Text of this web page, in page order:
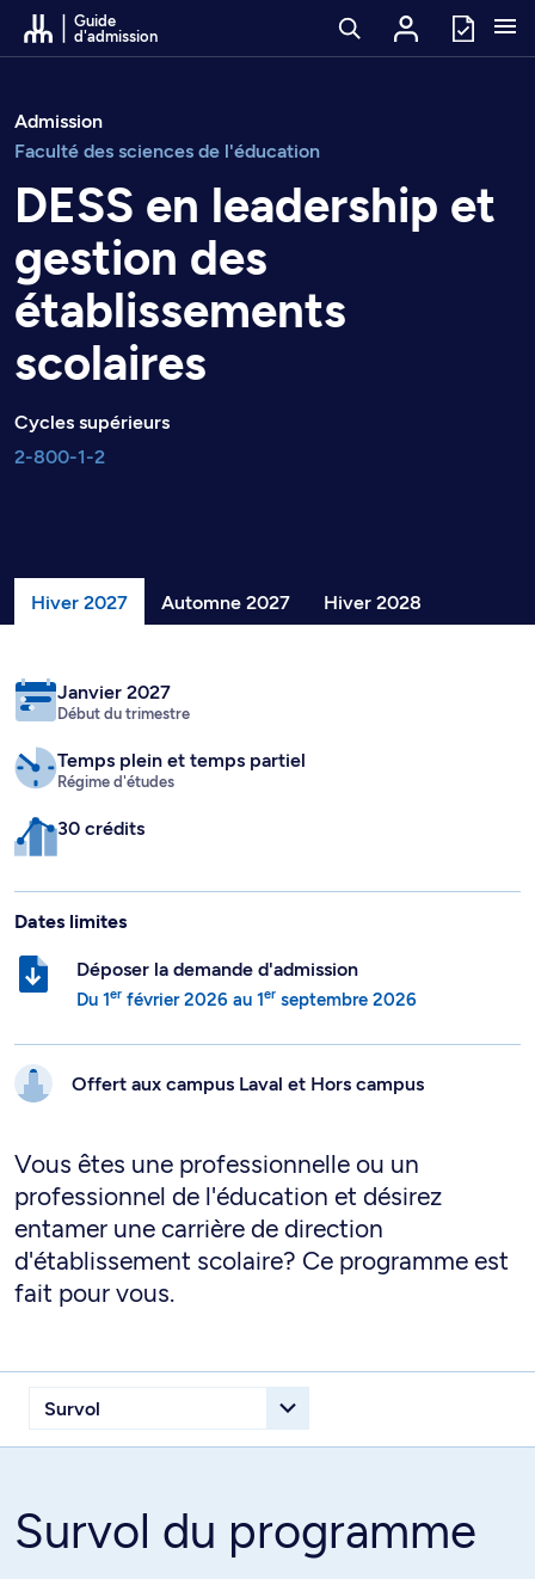
Passer au contenu
Guide
d'admission
Admission
Faculté des sciences de l'éducation
DESS en leadership et
gestion des
établissements
scolaires
Cycles supérieurs
2-800-1-2
Hiver 2027 Automne 2027 Hiver 2028
Janvier 2027
Début du trimestre
Temps plein et temps partiel
Régime d'études
30 crédits
Dates limites
Déposer la demande d'admission
Du 1er février 2026 au 1er septembre 2026
Offert aux campus Laval et Hors campus
Vous êtes une professionnelle ou un
professionnel de l'éducation et désirez
entamer une carrière de direction
d'établissement scolaire? Ce programme est
fait pour vous.
Survol du programme